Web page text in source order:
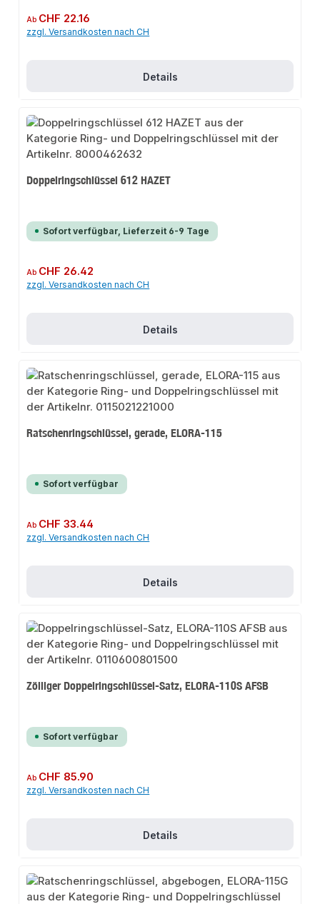
Regulärer Preis:
Ab CHF 22.16
zzgl. Versandkosten nach CH
Details
Doppelringschlüssel 612 HAZET
Sofort verfügbar, Lieferzeit 6-9 Tage
Regulärer Preis:
Ab CHF 26.42
zzgl. Versandkosten nach CH
Details
Ratschenringschlüssel, gerade, ELORA-115
Sofort verfügbar
Regulärer Preis:
Ab CHF 33.44
zzgl. Versandkosten nach CH
Details
Zölliger Doppelringschlüssel-Satz, ELORA-110S AFSB
Sofort verfügbar
Regulärer Preis:
Ab CHF 85.90
zzgl. Versandkosten nach CH
Details